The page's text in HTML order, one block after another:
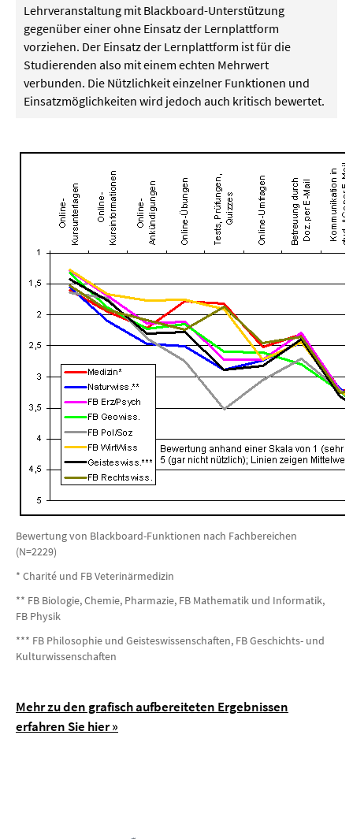
Lehrveranstaltung mit Blackboard-Unterstützung
gegenüber einer ohne Einsatz der Lernplattform
vorziehen. Der Einsatz der Lernplattform ist für die
Studierenden also mit einem echten Mehrwert
verbunden. Die Nützlichkeit einzelner Funktionen und
Einsatzmöglichkeiten wird jedoch auch kritisch bewertet.
Bewertung von Blackboard-Funktionen nach Fachbereichen
(N=2229)
* Charité und FB Veterinärmedizin
** FB Biologie, Chemie, Pharmazie, FB Mathematik und Informatik,
FB Physik
*** FB Philosophie und Geisteswissenschaften, FB Geschichts- und
Kulturwissenschaften
Mehr zu den grafisch aufbereiteten Ergebnissen
erfahren Sie hier »